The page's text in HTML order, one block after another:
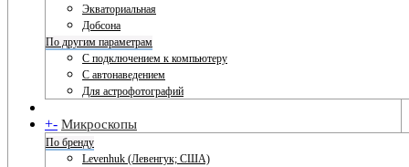
Экваториальная
Добсона
По другим параметрам
С подключением к компьютеру
С автонаведением
Для астрофотографий
+- Микроскопы
По бренду
Levenhuk (Левенгук; США)